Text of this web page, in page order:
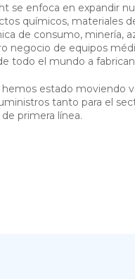
se enfoca en expandir
químicos, materiales
de consumo, minería,
negocio de equipos
todo el mundo a
hemos estado moviendo
tanto para el
primera línea.